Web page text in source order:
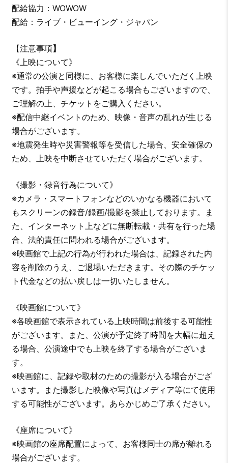
配給協力：WOWOW
配給：ライブ・ビューイング・ジャパン
【注意事項】
《上映について》
※通常の公演と同様に、お客様に楽しんでいただく上映
です。拍手や声援などが起こる場合もございますので、
ご理解の上、チケットをご購入ください。
※配信中継イベントのため、映像・音声の乱れが生じる
場合がございます。
※地震発生時や災害警報等を受信した場合、安全確保の
ため、上映を中断させていただく場合がございます。
《撮影・録音行為について》
※カメラ・スマートフォンなどのいかなる機器において
もスクリーンの録音/録画/撮影を禁止しております。ま
た、インターネット上などに無断転載・共有を行った場
合、法的責任に問われる場合がございます。
※映画館で上記の行為が行われた場合は、記録された内
容を削除のうえ、ご退場いただきます。その際のチケッ
ト代金などの払い戻しは一切いたしません。
《映画館について》
※各映画館で表示されている上映時間は前後する可能性
がございます。また、公演が予定終了時間を大幅に超え
る場合、公演途中でも上映を終了する場合がございま
す。
※映画館に、記録や取材のための撮影が入る場合がござ
います。また撮影した映像や写真はメディア等にて使用
する可能性がございます。あらかじめご了承ください。
《座席について》
※映画館の座席配置によって、お客様同士の席が離れる
場合がございます。